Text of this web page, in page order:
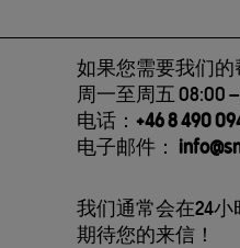
如果您需要我们的
周一至周五 08:00
电话： +46 8 490
电子邮件：
我们通常会在24小
期待您的来信！